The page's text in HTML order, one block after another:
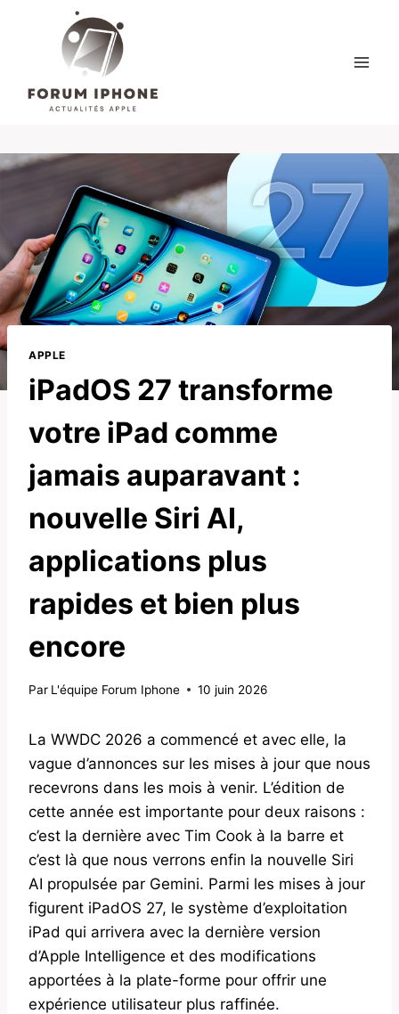
APPLE
iPadOS 27 transforme
votre iPad comme
jamais auparavant :
nouvelle Siri AI,
applications plus
rapides et bien plus
encore
Par L'équipe Forum Iphone 10 juin 2026
La WWDC 2026 a commencé et avec elle, la
vague d’annonces sur les mises à jour que nous
recevrons dans les mois à venir. L’édition de
cette année est importante pour deux raisons :
c’est la dernière avec Tim Cook à la barre et
c’est là que nous verrons enfin la nouvelle Siri
AI propulsée par Gemini. Parmi les mises à jour
figurent iPadOS 27, le système d’exploitation
iPad qui arrivera avec la dernière version
d’Apple Intelligence et des modifications
apportées à la plate-forme pour offrir une
expérience utilisateur plus raffinée.